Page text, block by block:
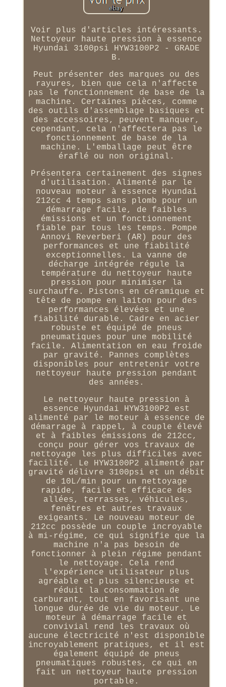
Voir plus d'articles intéressants.
Nettoyeur haute pression à essence
Hyundai 3100psi HYW3100P2 - GRADE
B.
Peut présenter des marques ou des
rayures, bien que cela n'affecte
pas le fonctionnement de base de la
machine. Certaines pièces, comme
des outils d'assemblage basiques et
des accessoires, peuvent manquer,
cependant, cela n'affectera pas le
fonctionnement de base de la
machine. L'emballage peut être
éraflé ou non original.
Présentera certainement des signes
d'utilisation. Alimenté par le
nouveau moteur à essence Hyundai
212cc 4 temps sans plomb pour un
démarrage facile, de faibles
émissions et un fonctionnement
fiable par tous les temps. Pompe
Annovi Reverberi (AR) pour des
performances et une fiabilité
exceptionnelles. La vanne de
décharge intégrée régule la
température du nettoyeur haute
pression pour minimiser la
surchauffe. Pistons en céramique et
tête de pompe en laiton pour des
performances élevées et une
fiabilité durable. Cadre en acier
robuste et équipé de pneus
pneumatiques pour une mobilité
facile. Alimentation en eau froide
par gravité. Pannes complètes
disponibles pour entretenir votre
nettoyeur haute pression pendant
des années.
Le nettoyeur haute pression à
essence Hyundai HYW3100P2 est
alimenté par le moteur à essence de
démarrage à rappel, à couple élevé
et à faibles émissions de 212cc,
conçu pour gérer vos travaux de
nettoyage les plus difficiles avec
facilité. Le HYW3100P2 alimenté par
gravité délivre 3100psi et un débit
de 10L/min pour un nettoyage
rapide, facile et efficace des
allées, terrasses, véhicules,
fenêtres et autres travaux
exigeants. Le nouveau moteur de
212cc possède un couple incroyable
à mi-régime, ce qui signifie que la
machine n'a pas besoin de
fonctionner à plein régime pendant
le nettoyage. Cela rend
l'expérience utilisateur plus
agréable et plus silencieuse et
réduit la consommation de
carburant, tout en favorisant une
longue durée de vie du moteur. Le
moteur à démarrage facile et
convivial rend les travaux où
aucune électricité n'est disponible
incroyablement pratiques, et il est
également équipé de pneus
pneumatiques robustes, ce qui en
fait un nettoyeur haute pression
portable.